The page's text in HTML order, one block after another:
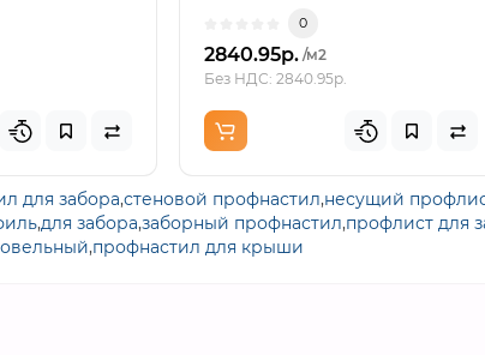
0
2840.95р. /м2
Без НДС: 2840.95р.
для забора,стеновой профнастил,несущий
,для забора,заборный профнастил,профлист для
,профнастил для крыши